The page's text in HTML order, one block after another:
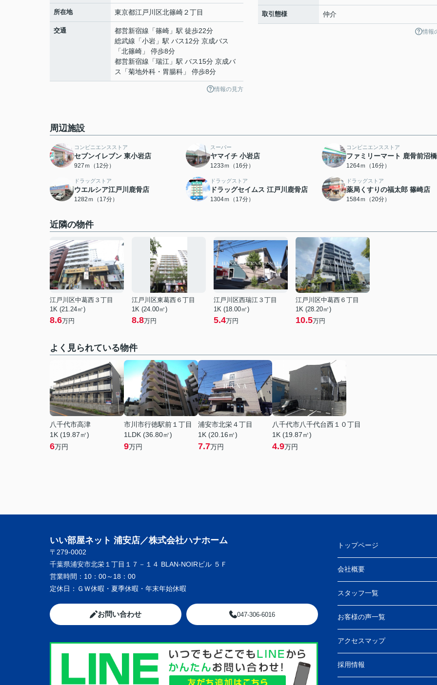
所在地 東京都江戸川区北篠崎２丁目
交通 都営新宿線 「篠崎 」駅 徒歩22分
総武線 「小岩 」駅 バス12分 京成バス
「北篠崎」 停歩8分
都営新宿線 「瑞江 」駅 バス15分 京成バ
ス「菊地外科・胃腸科」 停歩8分
情報の見方
取引態様 仲介
情報
周辺施設
コンビニエンスストア
セブンイレブン 東小岩店
927ｍ（12分）
スーパー
ヤマイチ 小岩店
1233ｍ（16分）
コンビニエンスストア
ファミリーマート 鹿骨前沼
1264ｍ（16分）
ドラッグストア
ウエルシア江戸川鹿骨店
1282ｍ（17分）
ドラッグストア
ドラッグセイムス 江戸川鹿骨店
1304ｍ（17分）
ドラッグストア
薬局くすりの福太郎 篠崎店
1584ｍ（20分）
近隣の物件
江戸川区中葛西３丁目
1K (21.24㎡)
8.6万円
江戸川区東葛西６丁目
1K (24.00㎡)
8.8万円
江戸川区西瑞江３丁目
1K (18.00㎡)
5.4万円
江戸川区中葛西６丁目
1K (28.20㎡)
10.5万円
よく見られている物件
八千代市高津
1K (19.87㎡)
6万円
市川市行徳駅前１丁目
1LDK (36.80㎡)
9万円
浦安市北栄４丁目
1K (20.16㎡)
7.7万円
八千代市八千代台西１０丁目
1K (19.87㎡)
4.9万円
いい部屋ネット 浦安店／株式会社ハナホーム
〒279-0002
千葉県浦安市北栄１丁目１７－１４ BLAN-NOIRビル ５Ｆ
営業時間： 10：00～18：00
定休日： ＧＷ休暇・夏季休暇・年末年始休暇
お問い合わせ 047-306-6016
トップページ
会社概要
スタッフ一覧
お客様の声一覧
アクセスマップ
採用情報